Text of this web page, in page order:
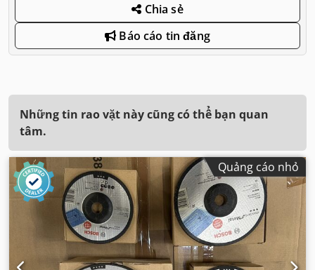
Chia sẻ
Báo cáo tin đăng
Những tin rao vặt này cũng có thể bạn quan
tâm.
Quảng cáo nhỏ